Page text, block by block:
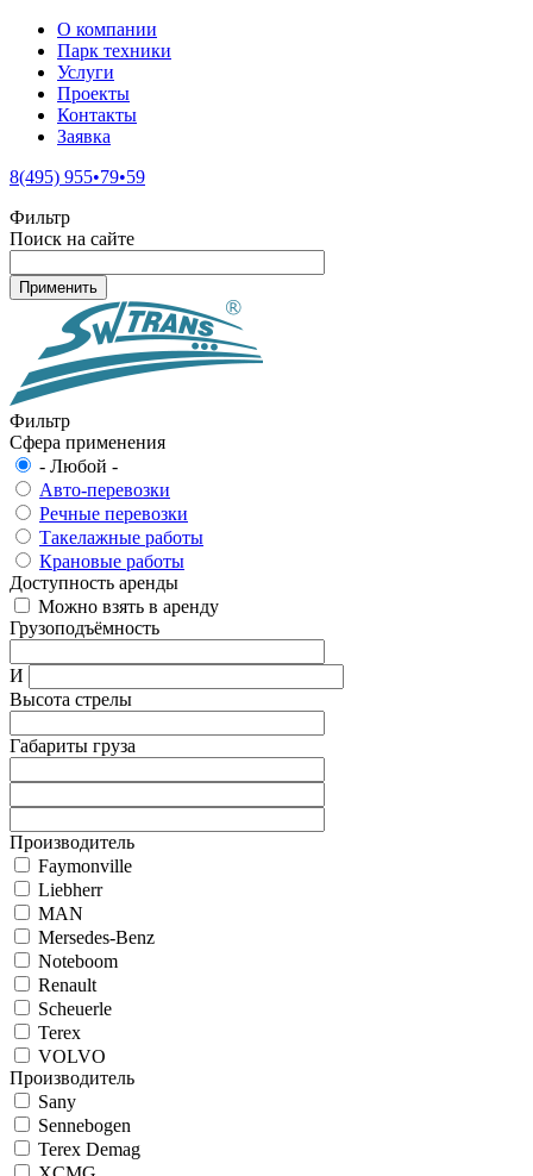
О компании
Парк техники
Услуги
Проекты
Контакты
Заявка
8(495) 955•79•59
Фильтр
Поиск на сайте
Фильтр
Сфера применения
- Любой -
Авто-перевозки
Речные перевозки
Такелажные работы
Крановые работы
Доступность аренды
Можно взять в аренду
Грузоподъёмность
И
Высота стрелы
Габариты груза
Производитель
Faymonville
Liebherr
MAN
Mersedes-Benz
Noteboom
Renault
Scheuerle
Terex
VOLVO
Производитель
Sany
Sennebogen
Terex Demag